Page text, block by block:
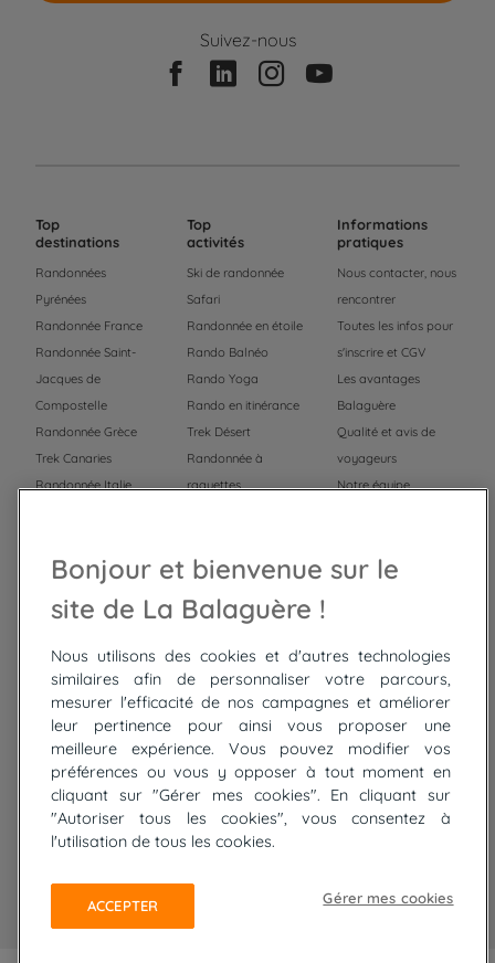
Suivez-nous
Top
destinations
Randonnées
Pyrénées
Randonnée France
Randonnée Saint-
Jacques de
Compostelle
Randonnée Grèce
Trek Canaries
Randonnée Italie
Trek Mauritanie
Top
activités
Ski de randonnée
Safari
Randonnée en étoile
Rando Balnéo
Rando Yoga
Rando en itinérance
Trek Désert
Randonnée à
raquettes
Trek
Informations
pratiques
Nous contacter, nous
rencontrer
Toutes les infos pour
s'inscrire et CGV
Les avantages
Balaguère
Qualité et avis de
voyageurs
Notre équipe
Top
circuits
Tour du lac de Constance à vélo
Cyclades : Amorgos et Naxos
Randonnée aux Bardenas Reales
De Collioure à Cadaquès à pied
Découverte des trésors de Madère
Rando Réunion en douceur
Trek sur Tenerife
Bonjour et bienvenue sur le
site de La Balaguère !
Nous utilisons des cookies et d'autres technologies
similaires afin de personnaliser votre parcours,
mesurer l'efficacité de nos campagnes et améliorer
leur pertinence pour ainsi vous proposer une
meilleure expérience. Vous pouvez modifier vos
préférences ou vous y opposer à tout moment en
cliquant sur "Gérer mes cookies". En cliquant sur
"Autoriser tous les cookies", vous consentez à
l'utilisation de tous les cookies.
Gérer mes cookies
ACCEPTER